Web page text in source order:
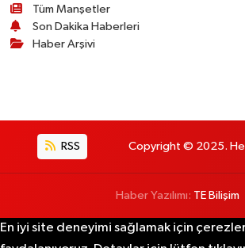
Tüm Manşetler
Son Dakika Haberleri
Haber Arşivi
RSS Copyright © 2025. Her
Haber Yazılımı: TE Bilişim
En iyi site deneyimi sağlamak için